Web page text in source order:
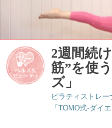
2週間続
筋”を使
ズ」
ピラティストレ
「TOMO式-ダイエ